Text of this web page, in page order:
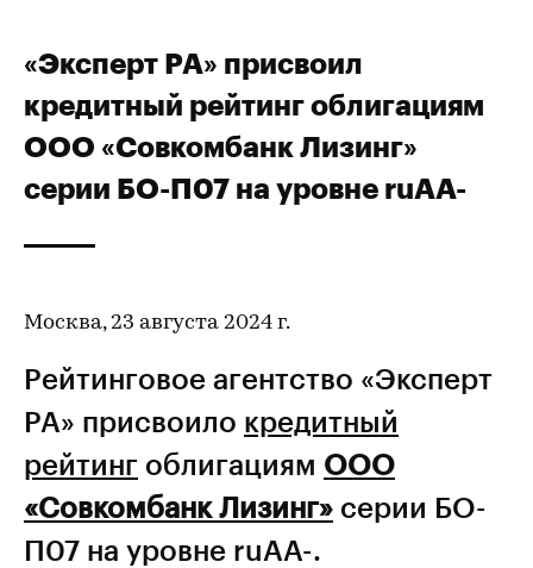
«Эксперт РА» присвоил
кредитный рейтинг облигациям
ООО «Совкомбанк Лизинг»
серии БО-П07 на уровне ruАА-
Москва, 23 августа 2024 г.
Рейтинговое агентство «Эксперт
РА» присвоило кредитный
рейтинг облигациям ООО
«Совкомбанк Лизинг» серии БО-
П07 на уровне ruАА-.